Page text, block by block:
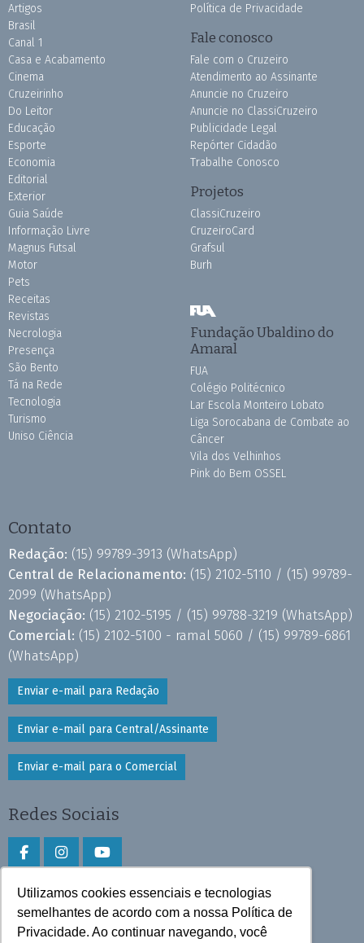
Utilizamos cookies essenciais e tecnologias
semelhantes de acordo com a nossa Política de
Privacidade. Ao continuar navegando, você
Artigos
Brasil
Canal 1
Casa e Acabamento
Cinema
Cruzeirinho
Do Leitor
Educação
Esporte
Economia
Editorial
Exterior
Guia Saúde
Informação Livre
Magnus Futsal
Motor
Pets
Receitas
Revistas
Necrologia
Presença
São Bento
Tá na Rede
Tecnologia
Turismo
Uniso Ciência
Política de Privacidade
Fale conosco
Fale com o Cruzeiro
Atendimento ao Assinante
Anuncie no Cruzeiro
Anuncie no ClassiCruzeiro
Publicidade Legal
Repórter Cidadão
Trabalhe Conosco
Projetos
ClassiCruzeiro
CruzeiroCard
Grafsul
Burh
Fundação Ubaldino do
Amaral
FUA
Colégio Politécnico
Lar Escola Monteiro Lobato
Liga Sorocabana de Combate ao
Câncer
Vila dos Velhinhos
Pink do Bem OSSEL
Contato
Redação: (15) 99789-3913 (WhatsApp)
Central de Relacionamento: (15) 2102-5110 / (15) 99789-
2099 (WhatsApp)
Negociação: (15) 2102-5195 / (15) 99788-3219 (WhatsApp)
Comercial: (15) 2102-5100 - ramal 5060 / (15) 99789-6861
(WhatsApp)
Enviar e-mail para Redação
Enviar e-mail para Central/Assinante
Enviar e-mail para o Comercial
Redes Sociais
Faça download do aplicativo
Play Store e App Store